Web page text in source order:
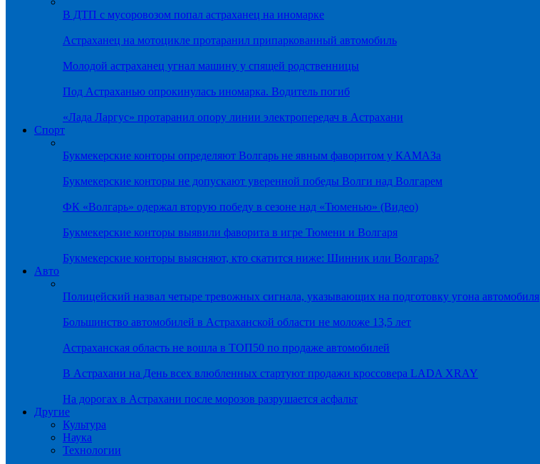
В ДТП с мусоровозом попал астраханец на иномарке
Астраханец на мотоцикле протаранил припаркованный автомобиль
Молодой астраханец угнал машину у спящей родственницы
Под Астраханью опрокинулась иномарка. Водитель погиб
«Лада Ларгус» протаранил опору линии электропередач в Астрахани
Спорт
Букмекерские конторы определяют Волгарь не явным фаворитом у КАМАЗа
Букмекерские конторы не допускают уверенной победы Волги над Волгарем
ФК «Волгарь» одержал вторую победу в сезоне над «Тюменью» (Видео)
Букмекерские конторы выявили фаворита в игре Тюмени и Волгаря
Букмекерские конторы выясняют, кто скатится ниже: Шинник или Волгарь?
Авто
Полицейский назвал четыре тревожных сигнала, указывающих на подготовку угона автомобиля
Большинство автомобилей в Астраханской области не моложе 13,5 лет
Астраханская область не вошла в ТОП50 по продаже автомобилей
В Астрахани на День всех влюбленных стартуют продажи кроссовера LADA XRAY
На дорогах в Астрахани после морозов разрушается асфальт
Другие
Культура
Наука
Технологии